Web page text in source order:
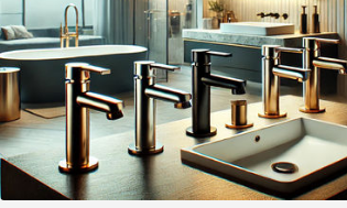
Keuze uit twee lengtes
Afhankelijk van de afstand tussen
slangen verkrijgbaar in:
30 cm
40 cm